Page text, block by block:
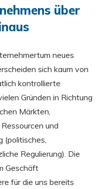
über
neues
sich kaum von
kontrollierte
Gründen in Richtung
Märkten,
und
(politisches,
Regulierung). Die
Geschäft
für die uns bereits